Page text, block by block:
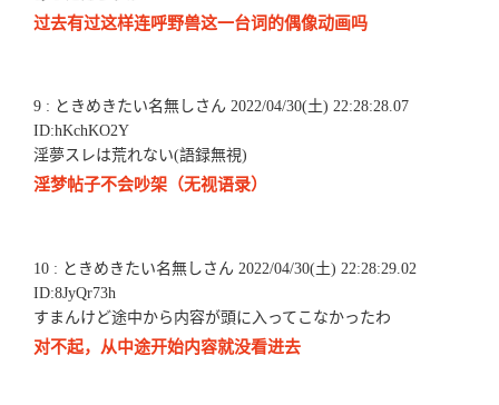
过去有过这样连呼野兽这一台词的偶像动画吗
9 : ときめきたい名無しさん 2022/04/30(土) 22:28:28.07
ID:hKchKO2Y
淫夢スレは荒れない(語録無視)
淫梦帖子不会吵架（无视语录）
10 : ときめきたい名無しさん 2022/04/30(土) 22:28:29.02
ID:8JyQr73h
すまんけど途中から内容が頭に入ってこなかったわ
对不起，从中途开始内容就没看进去